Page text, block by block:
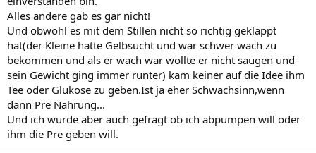
Alles andere gab es gar nicht!
Und obwohl es mit dem Stillen nicht so richtig geklappt
hat(der Kleine hatte Gelbsucht und war schwer wach zu
bekommen und als er wach war wollte er nicht saugen und
sein Gewicht ging immer runter) kam keiner auf die Idee ihm
Tee oder Glukose zu geben.Ist ja eher Schwachsinn,wenn
dann Pre Nahrung...
Und ich wurde aber auch gefragt ob ich abpumpen will oder
ihm die Pre geben will.